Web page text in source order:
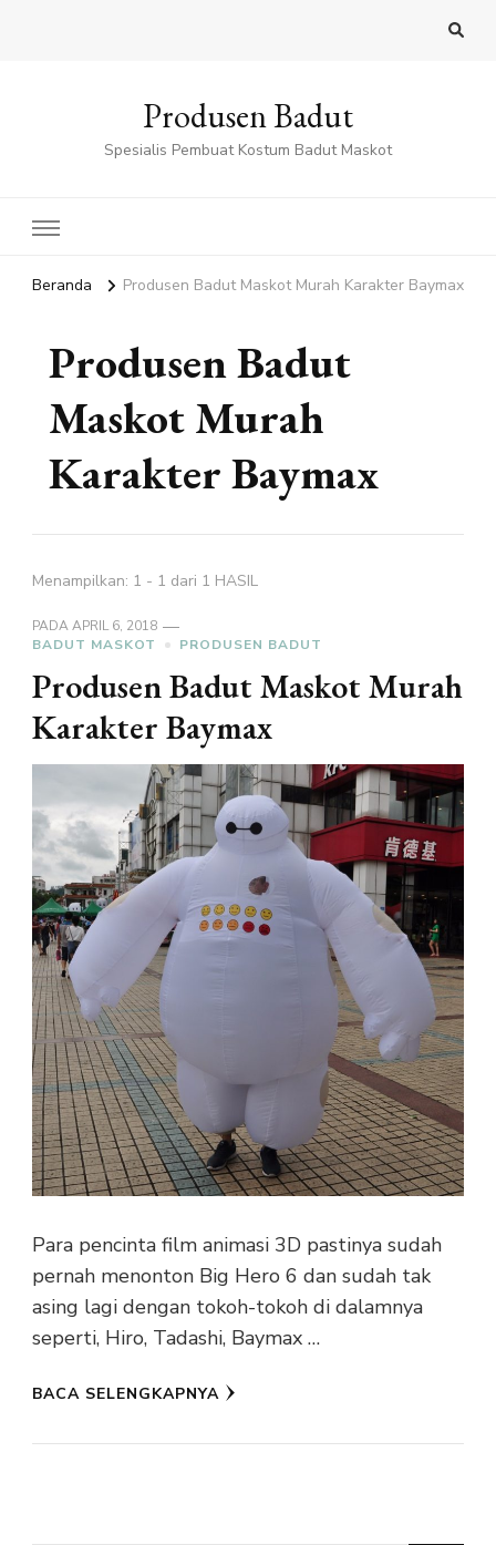
Produsen Badut
Spesialis Pembuat Kostum Badut Maskot
Beranda Produsen Badut Maskot Murah Karakter Baymax
Produsen Badut
Maskot Murah
Karakter Baymax
Menampilkan: 1 - 1 dari 1 HASIL
PADAAPRIL 6, 2018
BADUT MASKOT
PRODUSEN BADUT
Produsen Badut Maskot Murah
Karakter Baymax
Para pencinta film animasi 3D pastinya sudah
pernah menonton Big Hero 6 dan sudah tak
asing lagi dengan tokoh-tokoh di dalamnya
seperti, Hiro, Tadashi, Baymax …
BACA SELENGKAPNYA